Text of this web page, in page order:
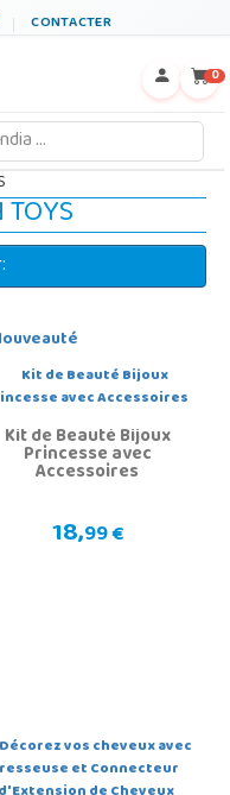
CONTACTER
0
Kit de Beauté Bijoux
Princesse avec
Accessoires
18,99 €